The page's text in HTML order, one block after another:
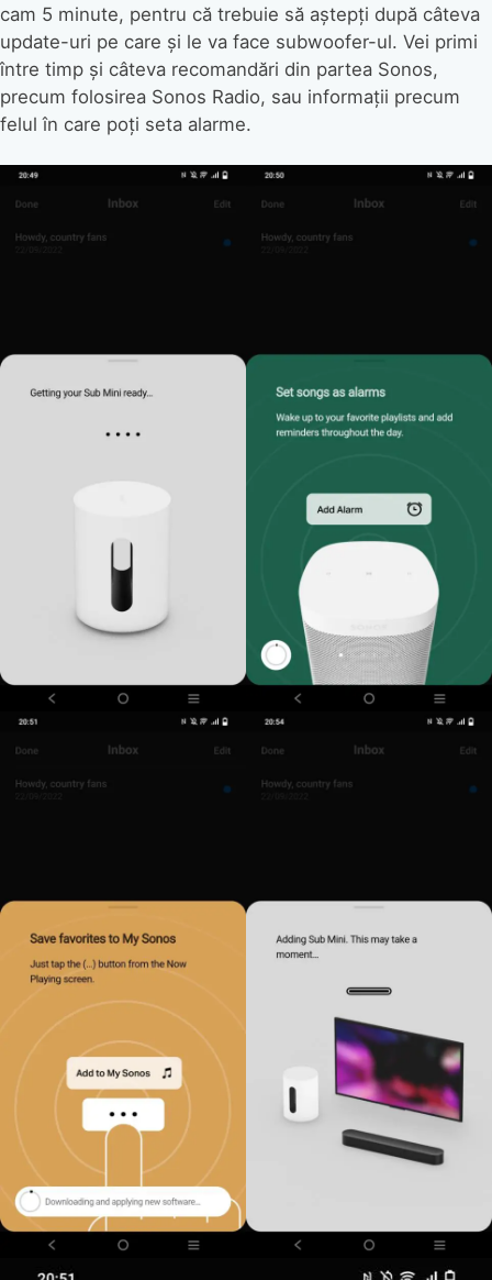
cam 5 minute, pentru că trebuie să aștepți după câteva
update-uri pe care și le va face subwoofer-ul. Vei primi
între timp și câteva recomandări din partea Sonos,
precum folosirea Sonos Radio, sau informații precum
felul în care poți seta alarme.